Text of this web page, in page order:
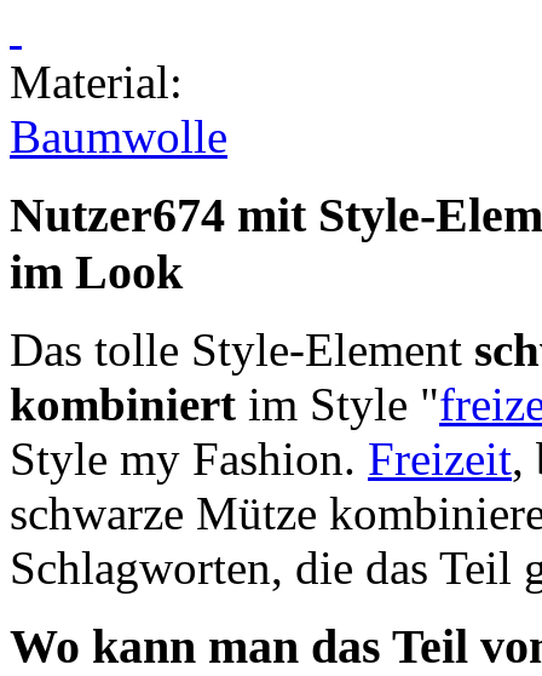
Material:
Baumwolle
Nutzer674 mit Style-
im Look
Das tolle Style-Element
kombiniert im Style "
Style my Fashion. Freizeit,
schwarze Mütze
Schlagworten, die das Teil
Wo kann man das Teil